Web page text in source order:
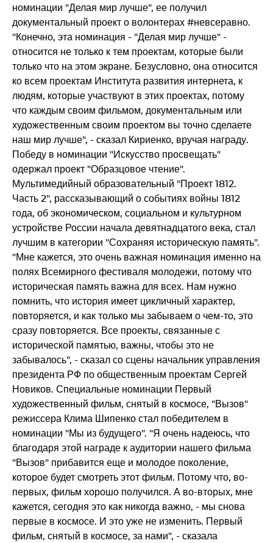
номинации "Делая мир лучше", ее получил
документальный проект о волонтерах #невсеравно.
"Конечно, эта номинация - "Делая мир лучше" -
относится не только к тем проектам, которые были
только что на этом экране. Безусловно, она относится
ко всем проектам Института развития интернета, к
людям, которые участвуют в этих проектах, потому
что каждым своим фильмом, документальным или
художественным своим проектом вы точно сделаете
наш мир лучше", - сказал Кириенко, вручая награду.
Победу в номинации "Искусство просвещать"
одержал проект "Образцовое чтение".
Мультимедийный образовательный "Проект 1812.
Часть 2", рассказывающий о событиях войны 1812
года, об экономическом, социальном и культурном
устройстве России начала девятнадцатого века, стал
лучшим в категории "Сохраняя историческую память".
"Мне кажется, это очень важная номинация именно на
полях Всемирного фестиваля молодежи, потому что
историческая память важна для всех. Нам нужно
помнить, что история имеет цикличный характер,
повторяется, и как только мы забываем о чем-то, это
сразу повторяется. Все проекты, связанные с
исторической памятью, важны, чтобы это не
забывалось", - сказал со сцены начальник управления
президента РФ по общественным проектам Сергей
Новиков. Специальные номинации Первый
художественный фильм, снятый в космосе, "Вызов"
режиссера Клима Шипенко стал победителем в
номинации "Мы из будущего". "Я очень надеюсь, что
благодаря этой награде к аудитории нашего фильма
"Вызов" прибавится еще и молодое поколение,
которое будет смотреть этот фильм. Потому что, во-
первых, фильм хорошо получился. А во-вторых, мне
кажется, сегодня это как никогда важно, - мы снова
первые в космосе. И это уже не изменить. Первый
фильм, снятый в космосе, за нами", - сказала